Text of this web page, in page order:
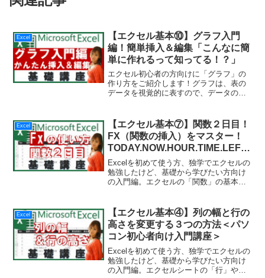
Excel
【エクセル基本⑩】グラフ入門
編！簡単挿入＆編集「こんなに簡
単に作れるって知ってる！？」
エクセル初心者の方向けに「グラフ」の
作り方をご紹介します！グラフは、表の
データを視覚的に表すので、データの傾
作がわかります！グラフを作るのが初め
てでも、じっくり学んで...
Excel
【エクセル基本⑦】関数２日目！
FX（関数の挿入）をマスター！
TODAY.NOW.HOUR.TIME.LEFT
など13を解説
Excelを初めて使う方、独学でエクセルの
勉強したけど、基礎から学びたい方向け
の入門編。エクセルの「関数」の基本中
ログボックスを使ってかんたん入力！実
際にエクセル画面...
Excel
【エクセル基本④】列の幅と行の
高さを変更する３つの方法＜パソ
コン初心者向け入門講座＞
Excelを初めて使う方、独学でエクセルの
勉強したけど、基礎から学びたい方向け
の入門編。エクセルシートの「行」や